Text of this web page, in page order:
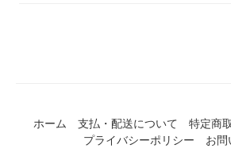
ホーム 支払・配送について
特定商
プライバシーポリシー
お問